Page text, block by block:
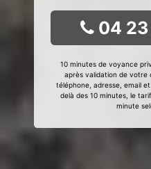
04 23
10 minutes de voyance
après validation de votre
téléphone, adresse, email
delà des 10 minutes, le
minute